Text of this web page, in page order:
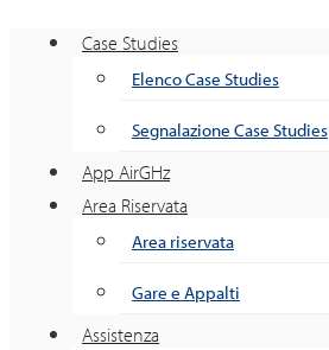
Case Studies
Elenco Case Studies
Segnalazione Case Studies
App AirGHz
Area Riservata
Area riservata
Gare e Appalti
Assistenza